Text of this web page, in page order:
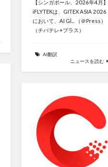
【シンガポール、2026年4月】
iFLYTEKは、GITEX ASIA 2026
において、AI Gl... （＠Press）
（チバテレ+プラス）
AI翻訳
ニュースを読む